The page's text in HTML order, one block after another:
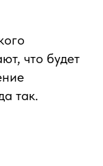
что будет
так.